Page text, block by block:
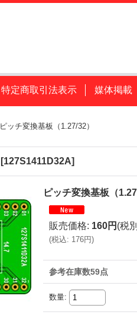
特定商取引法表示 媒体掲載
ピッチ変換基板（1.27/32）
[127S1411D32A]
ピッチ変換基板（
販売価格: 160円 (税
(税込: 176円)
参考在庫数59点
数量: